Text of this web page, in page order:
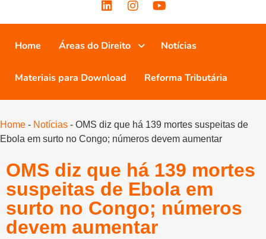
Home Áreas do Direito Notícias
Materiais para Download Reforma Tributária
Home - Notícias - OMS diz que há 139 mortes suspeitas de
Ebola em surto no Congo; números devem aumentar
OMS diz que há 139 mortes
suspeitas de Ebola em
surto no Congo; números
devem aumentar